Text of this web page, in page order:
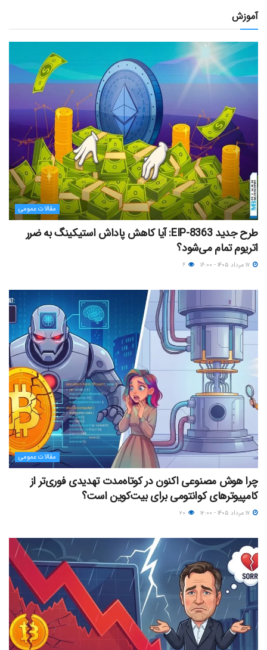
آموزش
مقالات عمومی
طرح جدید EIP-8363: آیا کاهش پاداش استیکینگ به ضرر
اتریوم تمام می‌شود؟
مقالات عمومی
چرا هوش مصنوعی اکنون در کوتاه‌مدت تهدیدی فوری‌تر از
کامپیوترهای کوانتومی برای بیت‌کوین است؟